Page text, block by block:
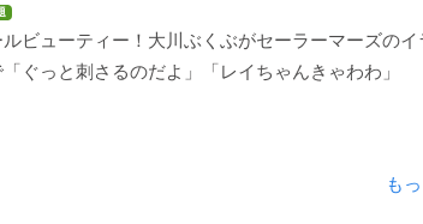
ビューティー！大川ぶくぶがセーラーマーズのイ
ぐっと刺さるのだよ」「レイちゃんきゃわわ」
も